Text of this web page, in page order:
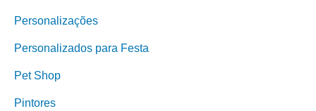
Personalizações
Personalizados para Festa
Pet Shop
Pintores